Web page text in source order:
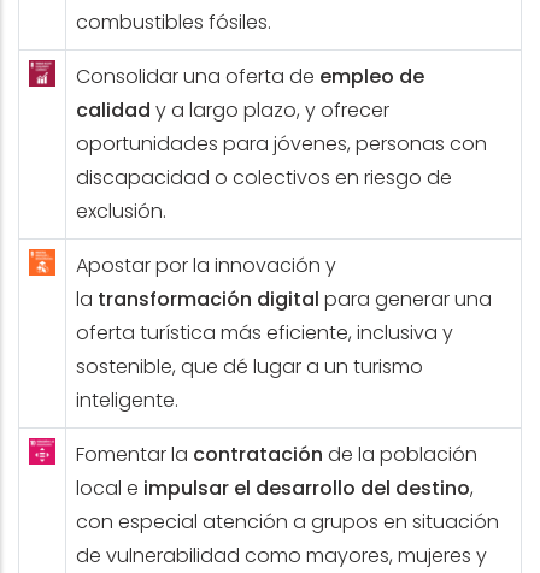
combustibles fósiles.
Consolidar una oferta de empleo de
calidad y a largo plazo, y ofrecer
oportunidades para jóvenes, personas con
discapacidad o colectivos en riesgo de
exclusión.
Apostar por la innovación y
la transformación digital para generar una
oferta turística más eficiente, inclusiva y
sostenible, que dé lugar a un turismo
inteligente.
Fomentar la contratación de la población
local e impulsar el desarrollo del destino,
con especial atención a grupos en situación
de vulnerabilidad como mayores, mujeres y